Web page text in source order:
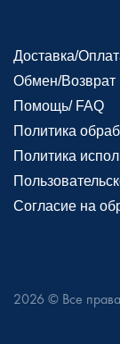
Доставка/
Обмен/Возврат
Помощь/ FAQ
Политика
Политика
Согласие на
2026 © Все